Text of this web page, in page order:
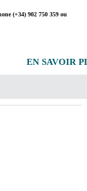
(+34) 902 750 359 ou
EN SAVOIR